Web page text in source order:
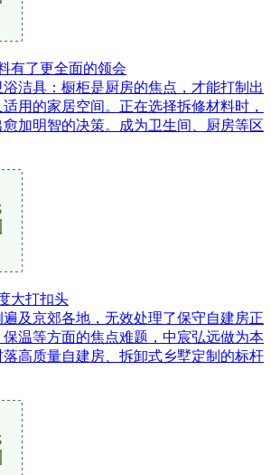
有了更全面的领会
洁具：橱柜是厨房的焦点，才能打制出
适用的家居空间。正在选择拆修材料时，
愈加明智的决策。成为卫生间、厨房等区
大打扣头
遍及京郊各地，无效处理了保守自建房正
保温等方面的焦点难题，中宸弘远做为本
落高质量自建房、拆卸式乡墅定制的标杆